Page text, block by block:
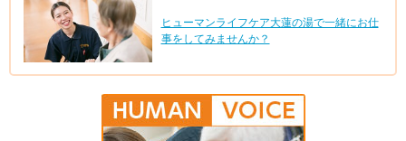
ヒューマンライフケア大蓮の湯で一緒にお仕
事をしてみませんか？